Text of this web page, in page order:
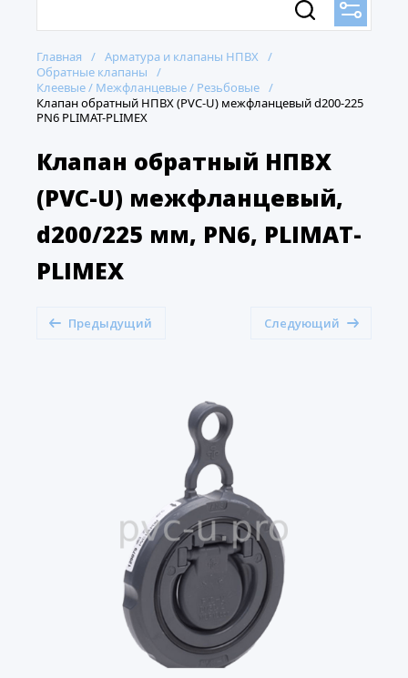
Главная / Арматура и клапаны НПВХ /
Обратные клапаны
/
Клеевые / Межфланцевые / Резьбовые /
Клапан обратный НПВХ (PVC-U) межфланцевый d200-225
PN6 PLIMAT-PLIMEX
Клапан обратный НПВХ
(PVC-U) межфланцевый,
d200/225 мм, PN6, PLIMAT-
PLIMEX
Предыдущий Следующий